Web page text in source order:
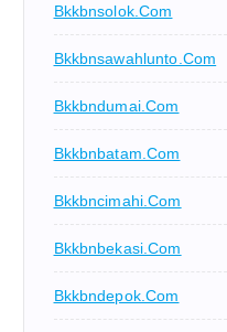
Bkkbnsolok.com
Bkkbnsawahlunto.com
Bkkbndumai.com
Bkkbnbatam.com
Bkkbncimahi.com
Bkkbnbekasi.com
Bkkbndepok.com